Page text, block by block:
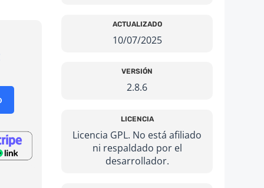
3,99 €.
ACTUALIZADO
10/07/2025
VERSIÓN
2.8.6
LICENCIA
Licencia GPL. No está afiliado
ni respaldado por el
desarrollador.